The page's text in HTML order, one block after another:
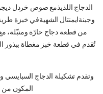
الدجاج اللذيذمع صوص خردل
وجبنةايمنتال الشهيةفي خبزة
من قطعة دجاج حارّة ومتبّلة،
تُقدم في قطعة خبز مغطاة ببذور
وتقدم تشكيلة الدجاج
المكون من